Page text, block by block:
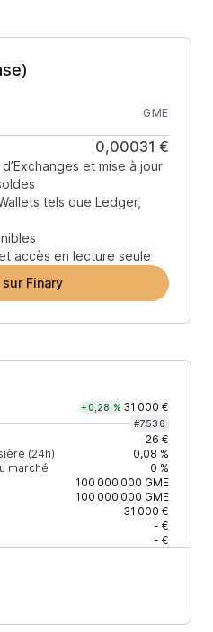
GME
0,00031 €
et mise à jour
tels que Ledger,
accès en lecture seule
Finary
+0,28 % 31 000 €
#7536
26 €
(24h)
0,08 %
marché
0 %
100 000 000 GME
100 000 000 GME
31 000 €
- €
- €